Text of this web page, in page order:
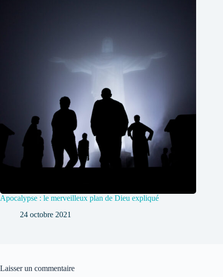
Apocalypse : le merveilleux plan de Dieu expliqué
24 octobre 2021
Laisser un commentaire